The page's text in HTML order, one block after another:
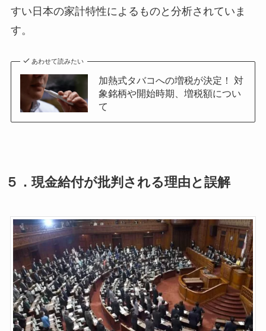
すい日本の家計特性によるものと分析されていま
す。
あわせて読みたい
加熱式タバコへの増税が決定！ 対
象銘柄や開始時期、増税額につい
て
５．現金給付が批判される理由と誤解